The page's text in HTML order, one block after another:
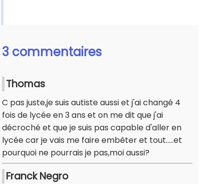
3 commentaires
Thomas
C pas juste,je suis autiste aussi et j'ai changé 4
fois de lycée en 3 ans et on me dit que j'ai
décroché et que je suis pas capable d'aller en
lycée car je vais me faire embêter et tout.....et
pourquoi ne pourrais je pas,moi aussi?
Franck Negro